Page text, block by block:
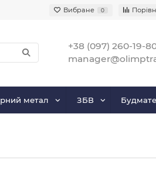
Вибране 0
+38 (097) 260-19-
метал ЗБВ